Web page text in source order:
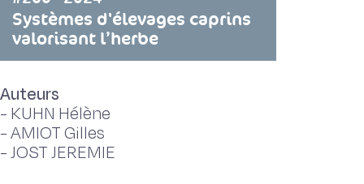
Systèmes d'élevages caprins
valorisant l’herbe
Auteurs
- KUHN Hélène
-AMIOT Gilles
-JOST JEREMIE